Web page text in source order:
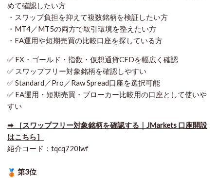
めて確認したい方
・スワップ負担を抑えて複数銘柄を検証したい方
・MT4／MT5の両方で取引環境を整えたい方
・EA運用や短期売買の比較口座を探している方
✅ FX・ゴールド・指数・仮想通貨CFDを幅広く確認
✅ スワップフリー対象銘柄を確認しやすい
✅ Standard／Pro／Raw Spread口座を選択可能
✅ EA運用・短期売買・ブローカー比較用の口座として使いや
すい
➡ ［スワップフリー対象銘柄を確認する｜JMarkets 口座開設
はこちら］
紹介コード：tqcq720lwf
第3位